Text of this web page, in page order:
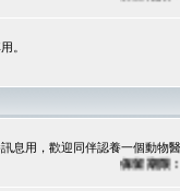
。
息用，歡迎同伴認養一個動物
保留期限：60